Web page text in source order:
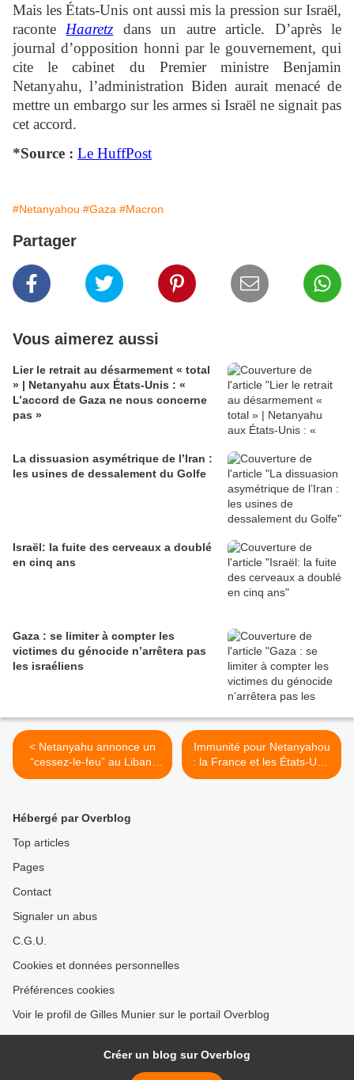
Mais les États-Unis ont aussi mis la pression sur Israël,
raconte Haaretz
dans un autre article. D’après le
journal d’opposition honni par le gouvernement, qui
cite le cabinet du Premier ministre Benjamin
Netanyahu, l’administration Biden aurait menacé de
mettre un embargo sur les armes si Israël ne signait pas
cet accord.
*Source : Le HuffPost
#Netanyahou #Gaza #Macron
Partager
Vous aimerez aussi
Lier le retrait au désarmement « total
» | Netanyahu aux États-Unis : «
L’accord de Gaza ne nous concerne
pas »
La dissuasion asymétrique de l’Iran :
les usines de dessalement du Golfe
Israël: la fuite des cerveaux a doublé
en cinq ans
Gaza : se limiter à compter les
victimes du génocide n’arrêtera pas
les israéliens
< Netanyahu annonce un
“cessez-le-feu” au Liban.
Doutes et mécontentement
de son engagement.
Immunité pour Netanyahou
: la France et les États-Unis
donnent un blanc-seing à
Hébergé par Overblog
Top articles
Pages
Contact
Signaler un abus
C.G.U.
Cookies et données personnelles
Préférences cookies
Voir le profil de Gilles Munier sur le portail Overblog
Créer un blog sur Overblog